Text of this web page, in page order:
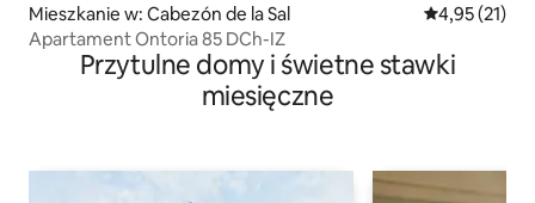
Mieszkanie w: Cabezón de la Sal Średnia
4,95 (21)
Apartament Ontoria 85 DCh-IZ
Przytulne domy i świetne stawki
miesięczne